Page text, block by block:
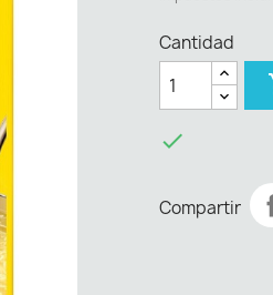
Cantidad

Compartir